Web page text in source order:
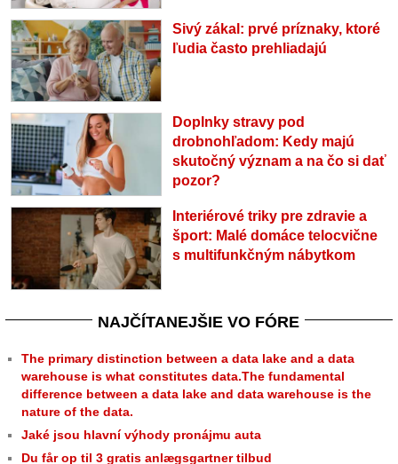
Sivý zákal: prvé príznaky, ktoré
ľudia často prehliadajú
Doplnky stravy pod
drobnohľadom: Kedy majú
skutočný význam a na čo si dať
pozor?
Interiérové triky pre zdravie a
šport: Malé domáce telocvične
s multifunkčným nábytkom
NAJČÍTANEJŠIE VO FÓRE
The primary distinction between a data lake and a data
warehouse is what constitutes data.The fundamental
difference between a data lake and data warehouse is the
nature of the data.
Jaké jsou hlavní výhody pronájmu auta
Du får op til 3 gratis anlægsgartner tilbud